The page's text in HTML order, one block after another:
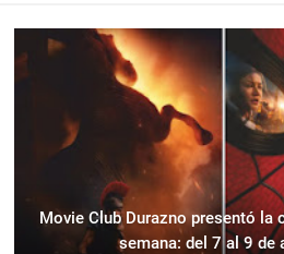
Movie Club Durazno presentó la
semana: del 7 al 9 de